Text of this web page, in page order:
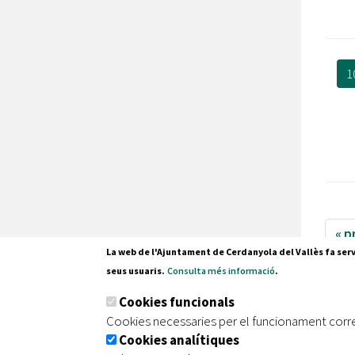
«
La web de l'Ajuntament de Cerdanyola del Vallès fa
seus usuaris. Consulta més informació.
Cookies funcionals
Cookies necessaries per el funcionament
Cookies analítiques